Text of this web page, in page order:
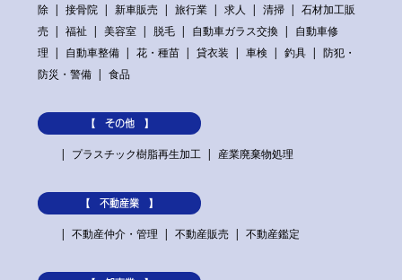
除
接骨院 新車販売 旅行業 求人 清掃
石材加工販
売
福祉 美容室 脱毛 自動車ガラス交換
自動車修
理
自動車整備 花・種苗 貸衣装 車検 釣具
防犯・
防災・警備
食品
【 その他 】
プラスチック樹脂再生加工
産業廃棄物処理
【 不動産業 】
不動産仲介・管理
不動産販売 不動産鑑定